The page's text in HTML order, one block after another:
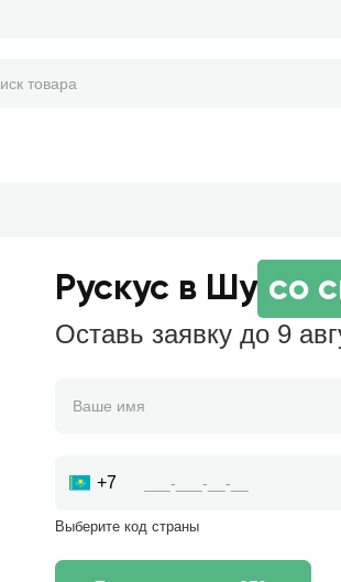
Рускус в Шу со
Оставь заявку до 9
+7
Выберите код страны